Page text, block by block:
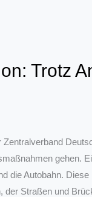
Trotz
gehen.
die Autobahn.
der Straßen und